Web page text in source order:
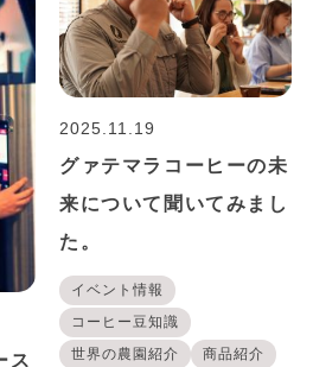
ス
2025.11.19
グァテマラコーヒーの未
来について聞いてみまし
た。
イベント情報
コーヒー豆知識
世界の農園紹介
商品紹介